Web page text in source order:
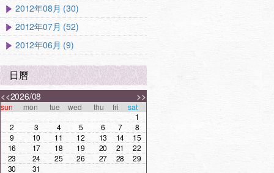
2012年08月 (30)
2012年07月 (52)
2012年06月 (9)
日曆
<< >>
2026/08
sun mon tue wed thu fri
sat
1
2
3 4 5 6 7
8
9
10 11 12 13 14
15
16
17 18 19 20 21
22
23
24 25 26 27 28
29
30
31